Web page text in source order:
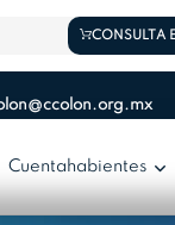
CONSULTA
Cuentahabientes